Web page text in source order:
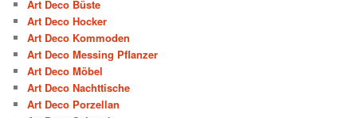
Art Deco Büste
Art Deco Hocker
Art Deco Kommoden
Art Deco Messing Pflanzer
Art Deco Möbel
Art Deco Nachttische
Art Deco Porzellan